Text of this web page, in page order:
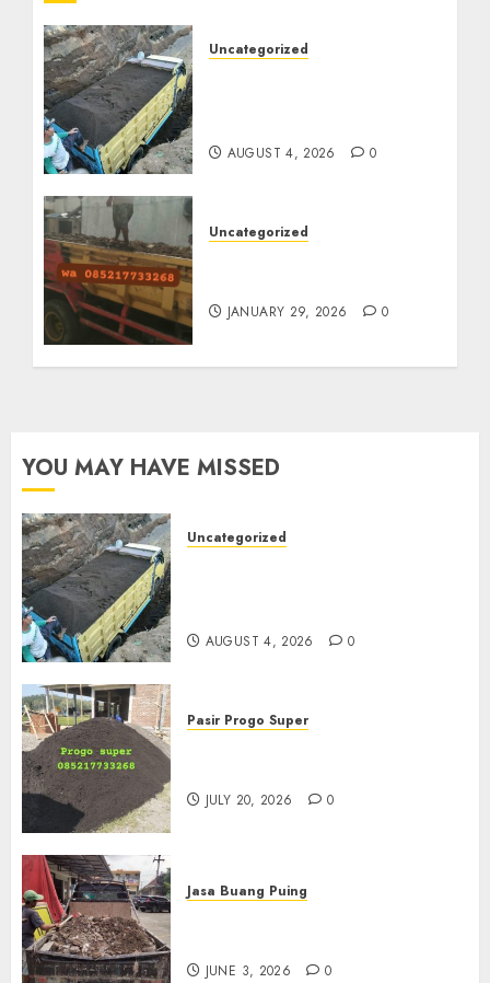
Uncategorized
AUGUST 4, 2026 0
Uncategorized
JANUARY 29, 2026 0
YOU MAY HAVE MISSED
Uncategorized
AUGUST 4, 2026 0
Pasir Progo Super
JULY 20, 2026 0
Jasa Buang Puing
JUNE 3, 2026 0